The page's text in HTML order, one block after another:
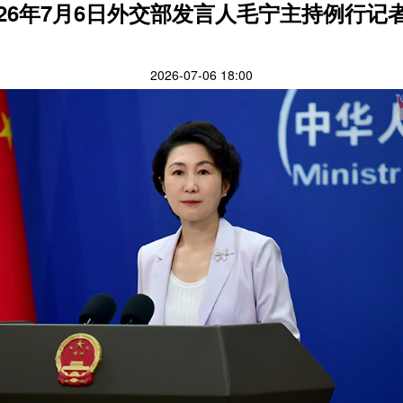
年7月6日外交部发言人毛宁主持例行记
2026-07-06 18:00